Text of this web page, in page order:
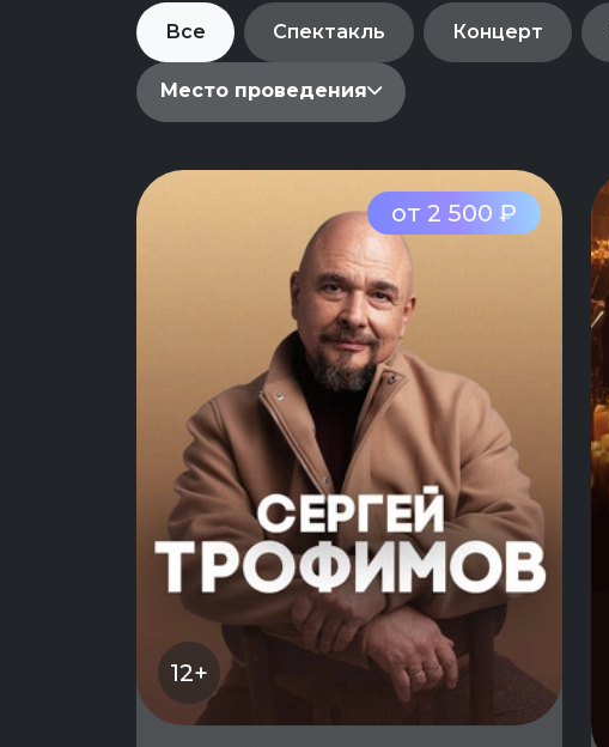
Все Спектакль Концерт
Место проведения
от 2 500 ₽
12+